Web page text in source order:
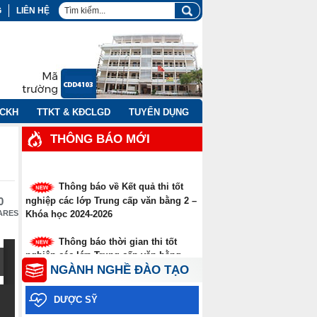
LIÊN HỆ
TTKT & KĐCLGD TUYỂN DỤNG
THÔNG BÁO MỚI
Thông báo về Kết quả thi tốt
nghiệp các lớp Trung cấp văn bằng 2 –
Khóa học 2024-2026
Thông báo thời gian thi tốt
nghiệp các lớp Trung cấp văn bằng
năm 2026
Thông báo xét tuyển thẳng
trình độ cao đẳng, trung cấp năm 2026
NGÀNH NGHỀ ĐÀO TẠO
DƯỢC SỸ